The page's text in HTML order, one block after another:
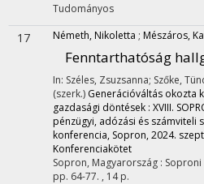
Tudományos
17 Németh, Nikoletta ; Mészáros,
Fenntarthatóság
In: Széles, Zsuzsanna; Szőke,
(szerk.) Generációváltás okozta
gazdasági döntések : XVIII.
pénzügyi, adózási és számviteli
konferencia, Sopron, 2024.
Konferenciakötet
Sopron, Magyarország : Soproni
pp. 64-77. , 14 p.